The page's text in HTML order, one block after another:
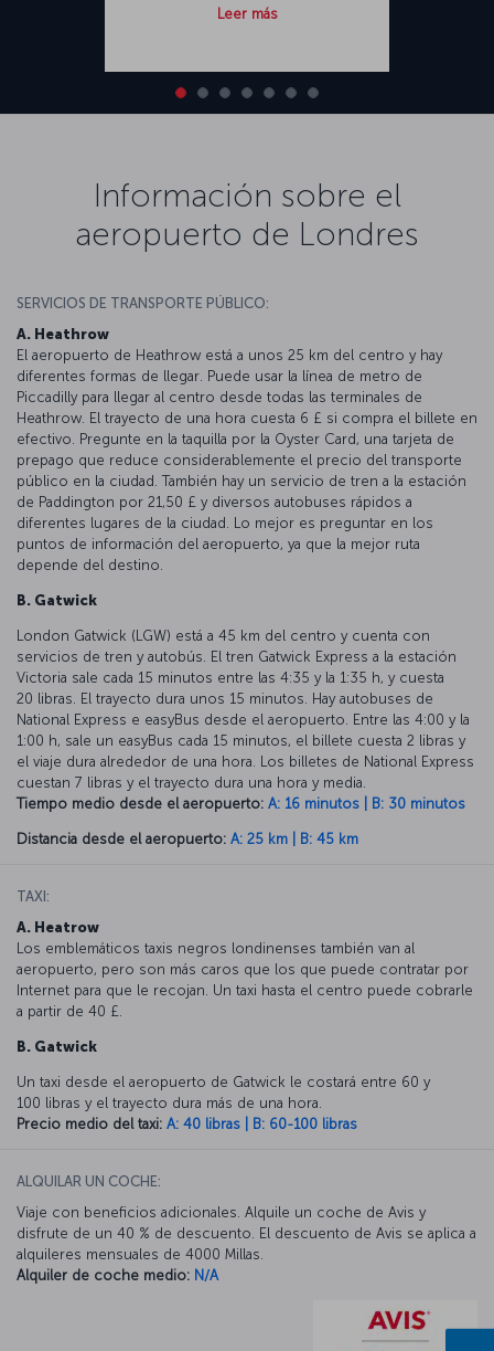
Leer más
Información sobre el
aeropuerto de Londres
SERVICIOS DE TRANSPORTE PÚBLICO:
A. Heathrow
El aeropuerto de Heathrow está a unos 25 km del centro y hay
diferentes formas de llegar. Puede usar la línea de metro de
Piccadilly para llegar al centro desde todas las terminales de
Heathrow. El trayecto de una hora cuesta 6 £ si compra el billete en
efectivo. Pregunte en la taquilla por la Oyster Card, una tarjeta de
prepago que reduce considerablemente el precio del transporte
público en la ciudad. También hay un servicio de tren a la estación
de Paddington por 21,50 £ y diversos autobuses rápidos a
diferentes lugares de la ciudad. Lo mejor es preguntar en los
puntos de información del aeropuerto, ya que la mejor ruta
depende del destino.
B. Gatwick
London Gatwick (LGW) está a 45 km del centro y cuenta con
servicios de tren y autobús. El tren Gatwick Express a la estación
Victoria sale cada 15 minutos entre las 4:35 y la 1:35 h, y cuesta
20 libras. El trayecto dura unos 15 minutos. Hay autobuses de
National Express e easyBus desde el aeropuerto. Entre las 4:00 y la
1:00 h, sale un easyBus cada 15 minutos, el billete cuesta 2 libras y
el viaje dura alrededor de una hora. Los billetes de National Express
cuestan 7 libras y el trayecto dura una hora y media.
Tiempo medio desde el aeropuerto: A: 16 minutos | B: 30 minutos
Distancia desde el aeropuerto: A: 25 km | B: 45 km
TAXI:
A. Heatrow
Los emblemáticos taxis negros londinenses también van al
aeropuerto, pero son más caros que los que puede contratar por
Internet para que le recojan. Un taxi hasta el centro puede cobrarle
a partir de 40 £.
B. Gatwick
Un taxi desde el aeropuerto de Gatwick le costará entre 60 y
100 libras y el trayecto dura más de una hora.
Precio medio del taxi: A: 40 libras | B: 60-100 libras
ALQUILAR UN COCHE:
Viaje con beneficios adicionales. Alquile un coche de Avis y
disfrute de un 40 % de descuento. El descuento de Avis se aplica a
alquileres mensuales de 4000 Millas.
Alquiler de coche medio: N/A